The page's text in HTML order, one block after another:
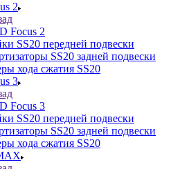
2
Focus 2
SS20 передней подвески
SS20 задней подвески
хода сжатия SS20
3
Focus 3
SS20 передней подвески
SS20 задней подвески
хода сжатия SS20